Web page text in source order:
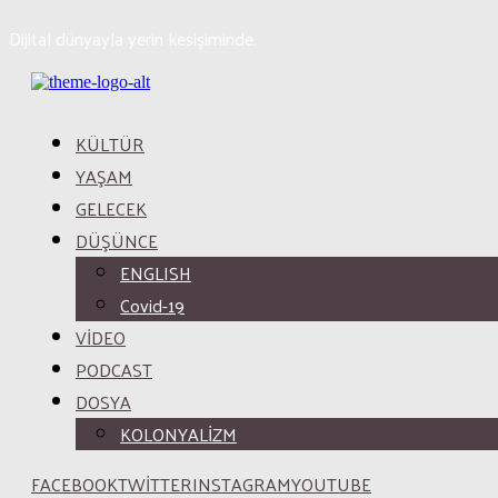
KÜLTÜR
YAŞAM
GELECEK
DÜŞÜNCE
ENGLISH
Covid-19
VİDEO
PODCAST
DOSYA
KOLONYALİZM
FACEBOOKTWITTERINSTAGRAMYOUTUBE